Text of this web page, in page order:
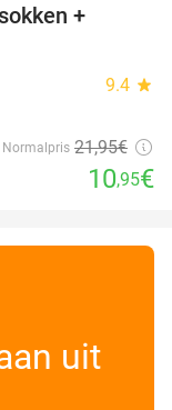
+
9.4 star
Normalpris 21,95€
10,95€
uit